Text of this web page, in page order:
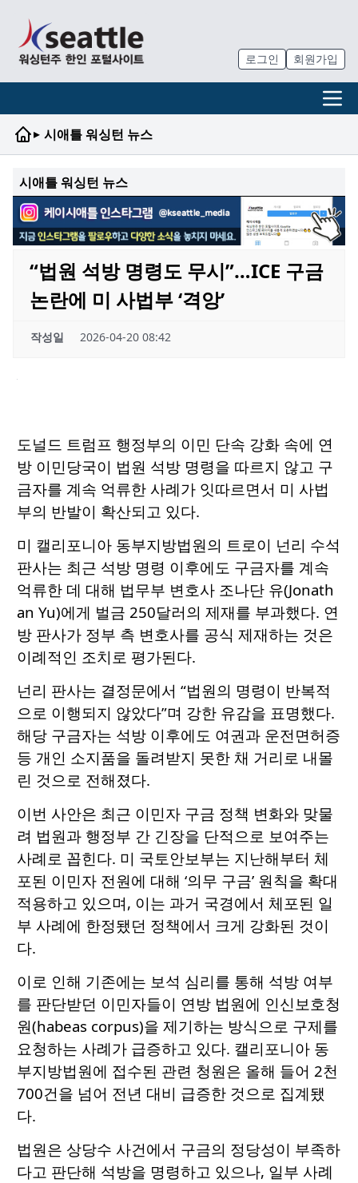
로그인 회원가입
▸ 시애틀 워싱턴 뉴스
시애틀 워싱턴 뉴스
“법원 석방 명령도 무시”…ICE 구금
논란에 미 사법부 ‘격앙’
작성일 2026-04-20 08:42
도널드 트럼프 행정부의 이민 단속 강화 속에 연
방 이민당국이 법원 석방 명령을 따르지 않고 구
금자를 계속 억류한 사례가 잇따르면서 미 사법
부의 반발이 확산되고 있다.
미 캘리포니아 동부지방법원의 트로이 넌리 수석
판사는 최근 석방 명령 이후에도 구금자를 계속
억류한 데 대해 법무부 변호사 조나단 유(Jonath
an Yu)에게 벌금 250달러의 제재를 부과했다. 연
방 판사가 정부 측 변호사를 공식 제재하는 것은
이례적인 조치로 평가된다.
넌리 판사는 결정문에서 “법원의 명령이 반복적
으로 이행되지 않았다”며 강한 유감을 표명했다.
해당 구금자는 석방 이후에도 여권과 운전면허증
등 개인 소지품을 돌려받지 못한 채 거리로 내몰
린 것으로 전해졌다.
이번 사안은 최근 이민자 구금 정책 변화와 맞물
려 법원과 행정부 간 긴장을 단적으로 보여주는
사례로 꼽힌다. 미 국토안보부는 지난해부터 체
포된 이민자 전원에 대해 ‘의무 구금’ 원칙을 확대
적용하고 있으며, 이는 과거 국경에서 체포된 일
부 사례에 한정됐던 정책에서 크게 강화된 것이
다.
이로 인해 기존에는 보석 심리를 통해 석방 여부
를 판단받던 이민자들이 연방 법원에 인신보호청
원(habeas corpus)을 제기하는 방식으로 구제를
요청하는 사례가 급증하고 있다. 캘리포니아 동
부지방법원에 접수된 관련 청원은 올해 들어 2천
700건을 넘어 전년 대비 급증한 것으로 집계됐
다.
법원은 상당수 사건에서 구금의 정당성이 부족하
다고 판단해 석방을 명령하고 있으나, 일부 사례